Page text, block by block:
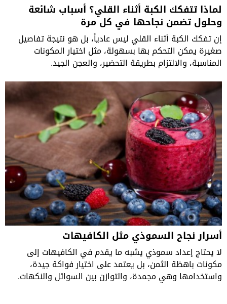
لماذا تتفكك الكبة أثناء القلي؟ أسباب شائعة
وحلول تضمن نجاحها في كل مرة
إن تفكك الكبة أثناء القلي ليس عادياً، بل هو نتيجة تفاصيل
صغيرة يمكن التحكم بها بسهولة، مثل اختيار المكونات
المناسبة، والالتزام بطريقة التحضير، والعجن الجيد.
أسرار نجاح السموذي مثل الكافيهات
لا يحتاج إعداد سموذي يشبه ما يقدم في الكافيهات إلى
مكونات باهظة الثمن، بل يعتمد على اختيار فواكة جيدة،
واستخدامها وهي مجمدة، والتوازن بين السوائل والنكهات.